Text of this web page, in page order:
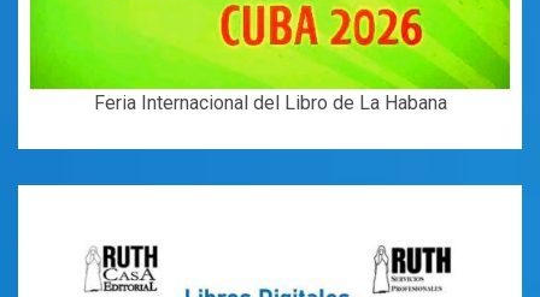
Feria Internacional del Libro de La Habana